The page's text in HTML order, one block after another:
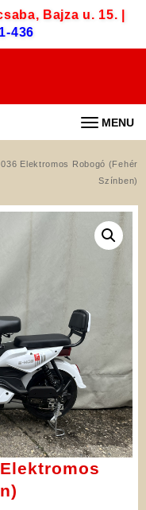
Bajza u. 15. |
436
MENU
Elektromos Robogó (Fehér
Színben)